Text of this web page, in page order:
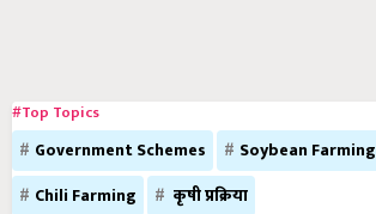
#Top Topics
Government Schemes Soybean Farming
Chili Farming
कृषी प्रक्रिया